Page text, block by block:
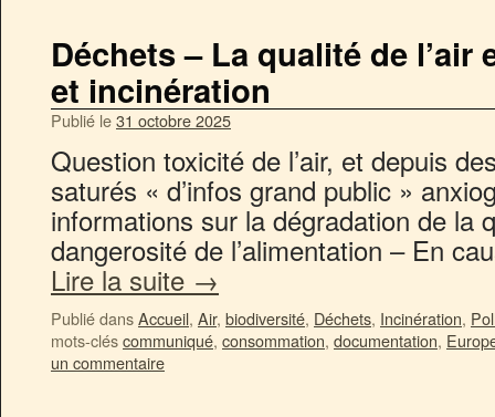
Déchets – La qualité de l’air
et incinération
Publié le31 octobre 2025
Question toxicité de l’air, et depuis
saturés « d’infos grand public »
informations sur la dégradation de la
dangerosité de l’alimentation – En
Lire la suite →
Publié dansAccueil, Air, biodiversité, Déchets, Incinération,
mots-cléscommuniqué, consommation, documentation,
un commentaire